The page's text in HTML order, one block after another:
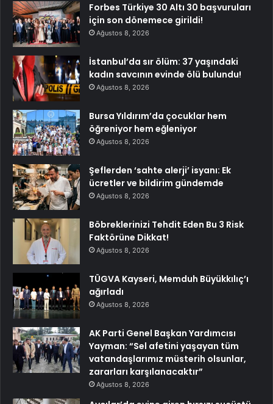
Forbes Türkiye 30 Altı 30 başvuruları
için son dönemece girildi!
Ağustos 8, 2026
İstanbul’da sır ölüm: 37 yaşındaki
kadın savcının evinde ölü bulundu!
Ağustos 8, 2026
Bursa Yıldırım’da çocuklar hem
öğreniyor hem eğleniyor
Ağustos 8, 2026
Şeflerden ‘sahte alerji’ isyanı: Ek
ücretler ve bildirim gündemde
Ağustos 8, 2026
Böbreklerinizi Tehdit Eden Bu 3 Risk
Faktörüne Dikkat!
Ağustos 8, 2026
TÜGVA Kayseri, Memduh Büyükkılıç’ı
ağırladı
Ağustos 8, 2026
AK Parti Genel Başkan Yardımcısı
Yayman: “Sel afetini yaşayan tüm
vatandaşlarımız müsterih olsunlar,
zararları karşılanacaktır”
Ağustos 8, 2026